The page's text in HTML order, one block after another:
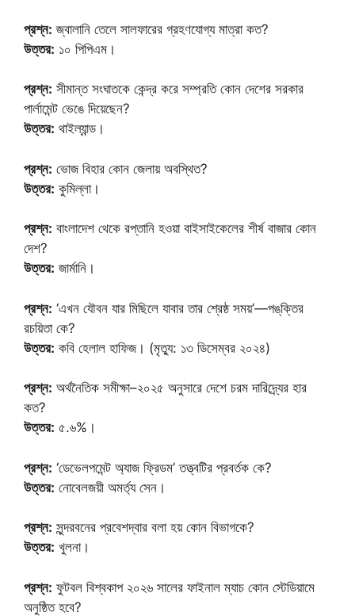
প্রশ্ন: জ্বালানি তেলে সালফারের গ্রহণযোগ্য মাত্রা কত?
উত্তর: ১০ পিপিএম।
প্রশ্ন: সীমান্ত সংঘাতকে কেন্দ্র করে সম্প্রতি কোন দেশের সরকার
পার্লামেন্ট ভেঙে দিয়েছেন?
উত্তর: থাইল্যান্ড।
প্রশ্ন: ভোজ বিহার কোন জেলায় অবস্থিত?
উত্তর: কুমিল্লা।
প্রশ্ন: বাংলাদেশ থেকে রপ্তানি হওয়া বাইসাইকেলের শীর্ষ বাজার কোন
দেশ?
উত্তর: জার্মানি।
প্রশ্ন: ‘এখন যৌবন যার মিছিলে যাবার তার শ্রেষ্ঠ সময়’—পঙ্‌ক্তির
রচয়িতা কে?
উত্তর: কবি হেলাল হাফিজ। (মৃত্যু: ১৩ ডিসেম্বর ২০২৪)
প্রশ্ন: অর্থনৈতিক সমীক্ষা–২০২৫ অনুসারে দেশে চরম দারিদ্র্যের হার
কত?
উত্তর: ৫.৬%।
প্রশ্ন: ‘ডেভেলপমেন্ট অ্যাজ ফ্রিডম’ তত্ত্বটির প্রবর্তক কে?
উত্তর: নোবেলজয়ী অমর্ত্য সেন।
প্রশ্ন: সুন্দরবনের প্রবেশদ্বার বলা হয় কোন বিভাগকে?
উত্তর: খুলনা।
প্রশ্ন: ফুটবল বিশ্বকাপ ২০২৬ সালের ফাইনাল ম্যাচ কোন স্টেডিয়ামে
অনুষ্ঠিত হবে?